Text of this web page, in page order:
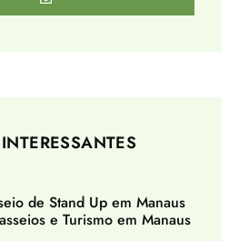
de Stand Up em Manaus
e Turismo em Manaus